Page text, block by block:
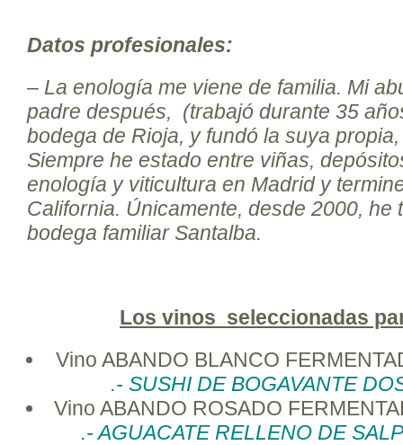
Datos profesionales:
– La enología me viene de familia. Mi
padre después, (trabajó durante 35
bodega de Rioja, y fundó la suya
Siempre he estado entre viñas,
enología y viticultura en Madrid y
California. Únicamente, desde 2000, he
bodega familiar Santalba.
Los vinos seleccionadas
Vino ABANDO BLANCO
.- SUSHI DE BOGAVANTE
Vino ABANDO ROSADO
.- AGUACATE RELLENO DE